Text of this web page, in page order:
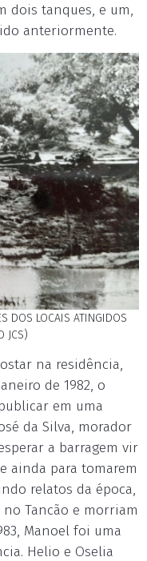
dois tanques, e um,
anteriormente.
DOS LOCAIS ATINGIDOS
JCS)
na residência,
de 1982, o
em uma
da Silva, morador
a barragem vir
ainda para tomarem
relatos da época,
Tancão e morriam
Manoel foi uma
Helio e Oselia